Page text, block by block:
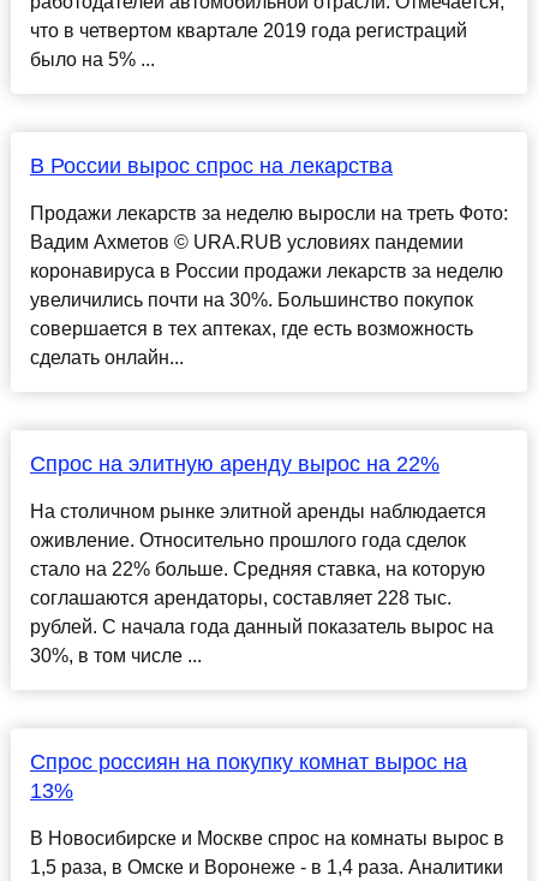
что в четвертом квартале 2019 года регистраций
было на 5% ...
В России вырос спрос на лекарства
Продажи лекарств за неделю выросли на треть Фото:
Вадим Ахметов © URA.RUВ условиях пандемии
коронавируса в России продажи лекарств за неделю
увеличились почти на 30%. Большинство покупок
совершается в тех аптеках, где есть возможность
сделать онлайн...
Спрос на элитную аренду вырос на 22%
На столичном рынке элитной аренды наблюдается
оживление. Относительно прошлого года сделок
стало на 22% больше. Средняя ставка, на которую
соглашаются арендаторы, составляет 228 тыс.
рублей. С начала года данный показатель вырос на
30%, в том числе ...
Спрос россиян на покупку комнат вырос на
13%
В Новосибирске и Москве спрос на комнаты вырос в
1,5 раза, в Омске и Воронеже - в 1,4 раза. Аналитики